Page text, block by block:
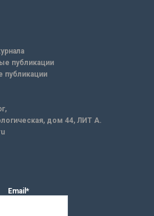
публикации
публикации
дом 44, ЛИТ А.
Email*